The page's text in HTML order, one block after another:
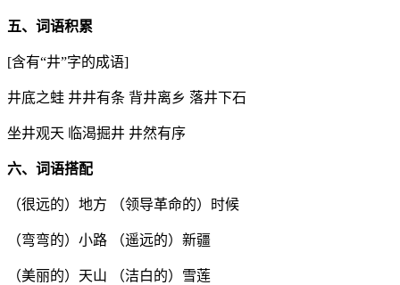
五、词语积累
[含有“井”字的成语]
井底之蛙 井井有条 背井离乡 落井下石
坐井观天 临渴掘井 井然有序
六、词语搭配
（很远的）地方 （领导革命的）时候
（弯弯的）小路 （遥远的）新疆
（美丽的）天山 （洁白的）雪莲